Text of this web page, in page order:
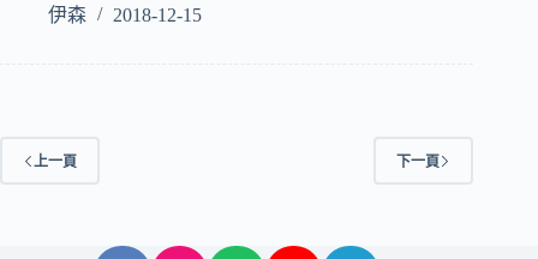
伊森
2018-12-15
上一頁 下一頁